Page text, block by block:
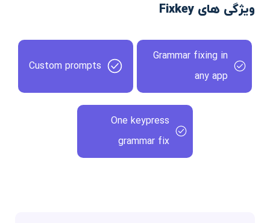
ویژگی های Fixkey
Grammar fixing in
any app
Custom prompts
One keypress
grammar fix